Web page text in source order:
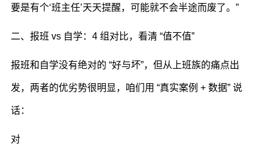
要是有个‘班主任’天天提醒，可能就不会半途而废了。”
二、报班 vs 自学：4 组对比，看清 “值不值”
报班和自学没有绝对的 “好与坏”，但从上班族的痛点出
发，两者的优劣势很明显，咱们用 “真实案例 + 数据” 说
话：
对